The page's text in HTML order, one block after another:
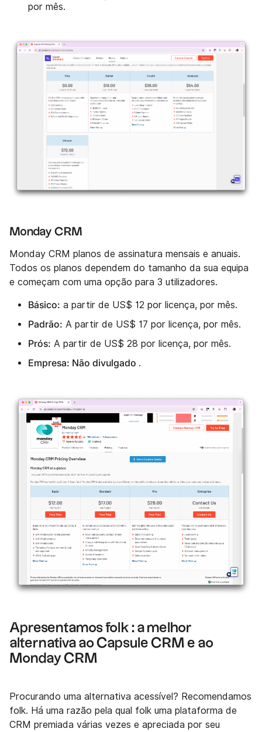
por mês.
Monday CRM
Monday CRM planos de assinatura mensais e anuais.
Todos os planos dependem do tamanho da sua equipa
e começam com uma opção para 3 utilizadores.
Básico: a partir de US$ 12 por licença, por mês.
Padrão: A partir de US$ 17 por licença, por mês.
Prós: A partir de US$ 28 por licença, por mês.
Empresa: Não divulgado .
Apresentamos folk : a melhor
alternativa ao Capsule CRM e ao
Monday CRM
Procurando uma alternativa acessível? Recomendamos
folk. Há uma razão pela qual folk uma plataforma de
CRM premiada várias vezes e apreciada por seu